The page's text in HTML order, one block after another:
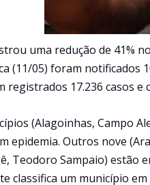
uma redução de 41%
(11/05) foram notificados
registrados 17.236 casos e
(Alagoinhas, Campo
epidemia. Outros nove
Teodoro Sampaio) estão
classifica um município